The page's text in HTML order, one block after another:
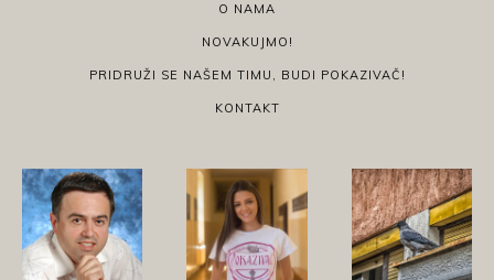
O NAMA
NOVAKUJMO!
PRIDRUŽI SE NAŠEM TIMU, BUDI POKAZIVAČ!
KONTAKT